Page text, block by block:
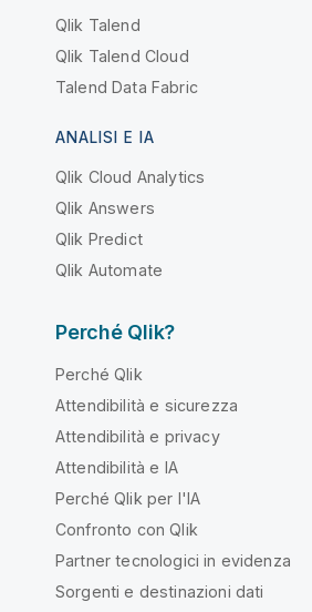
Qlik Talend
Qlik Talend Cloud
Talend Data Fabric
ANALISI E IA
Qlik Cloud Analytics
Qlik Answers
Qlik Predict
Qlik Automate
Perché Qlik?
Perché Qlik
Attendibilità e sicurezza
Attendibilità e privacy
Attendibilità e IA
Perché Qlik per l'IA
Confronto con Qlik
Partner tecnologici in evidenza
Sorgenti e destinazioni dati